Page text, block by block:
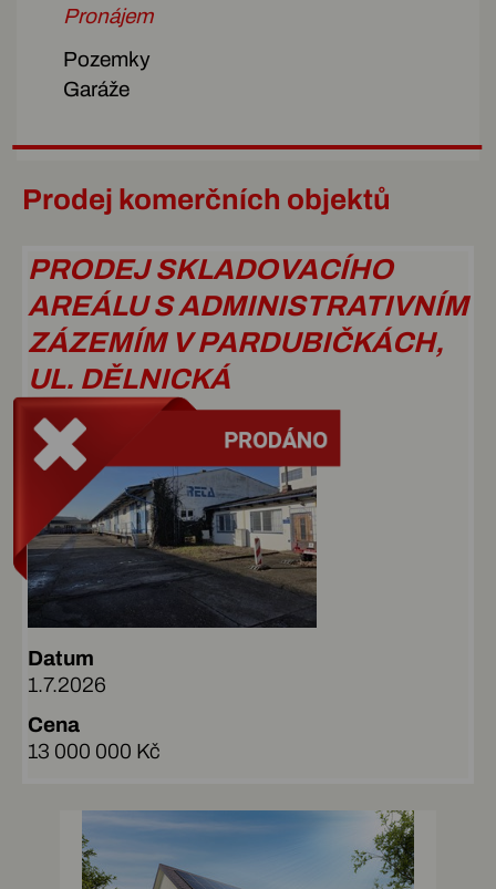
Pronájem
Pozemky
Garáže
Prodej komerčních objektů
PRODEJ SKLADOVACÍHO
AREÁLU S ADMINISTRATIVNÍM
ZÁZEMÍM V PARDUBIČKÁCH,
UL. DĚLNICKÁ
Datum
1.7.2026
Cena
13 000 000 Kč